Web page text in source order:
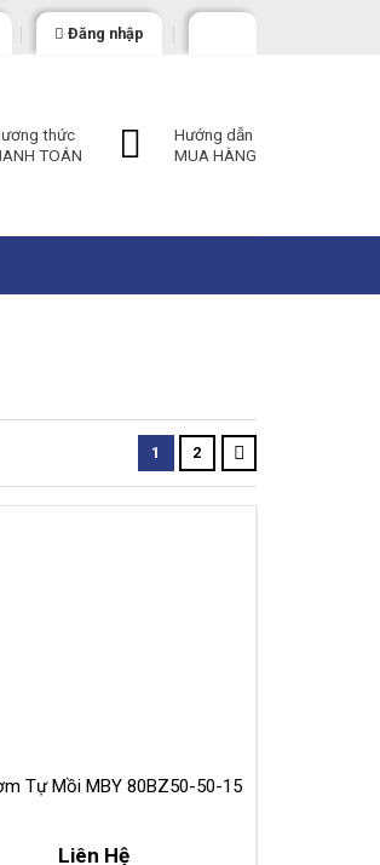
Đăng nhập
thức
TOÁN
Hướng dẫn
MUA HÀNG
1 2
Tự Mồi MBY 80BZ50-50-15
Liên Hệ